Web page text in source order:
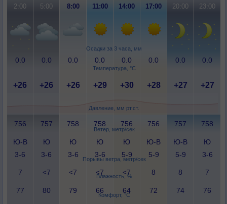
Осадки за 3 часа, мм
Температура, °C
Давление, мм рт.ст.
Ветер, метр/сек
Порывы ветра, метр/сек
Влажность, %
Комфорт, °C
2:00 5:00 8:00 11:00 14:00 17:00 20:00 23:00
0.0 0.0 0.0 0.0 0.0 0.0 0.0 0.0
+26 +26 +26 +29 +30 +28 +27 +27
756 757 758 758 756 756 757 758
Ю-В
3-6
Ю
3-6
Ю
3-6
Ю
3-6
Ю
5-9
Ю-В
5-9
Ю-В
5-9
Ю
3-6
7 <7 <7 <7 <7 8 8 7
77 80 79 66 64 72 74 76